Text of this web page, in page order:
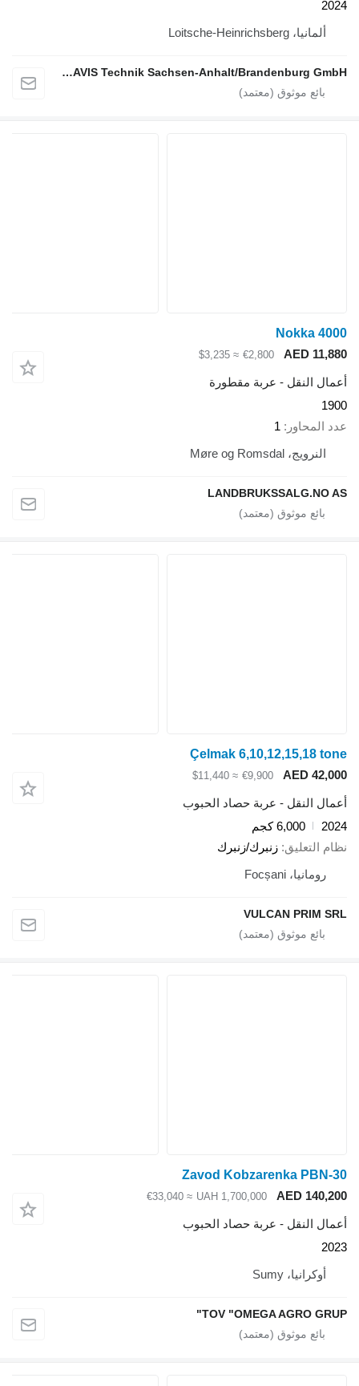
2024
ألمانيا، Loitsche-Heinrichsberg
AGRAVIS Technik Sachsen-Anhalt/Brandenburg GmbH
Nokka 4000
AED 11,880
€2,800
≈ $3,235
أعمال النقل - عربة مقطورة
1900
عدد المحاور
1
النرويج، Møre og Romsdal
LANDBRUKSSALG.NO AS
Çelmak 6,10,12,15,18 tone
AED 42,000
€9,900
≈ $11,440
أعمال النقل - عربة حصاد الحبوب
2024
6,000 كجم
نظام التعليق زنبرك/زنبرك
رومانيا، Focșani
VULCAN PRIM SRL
Zavod Kobzarenka PBN-30
AED 140,200
UAH 1,700,000
≈ €33,040
أعمال النقل - عربة حصاد الحبوب
2023
أوكرانيا، Sumy
TOV "OMEGA AGRO GRUP"